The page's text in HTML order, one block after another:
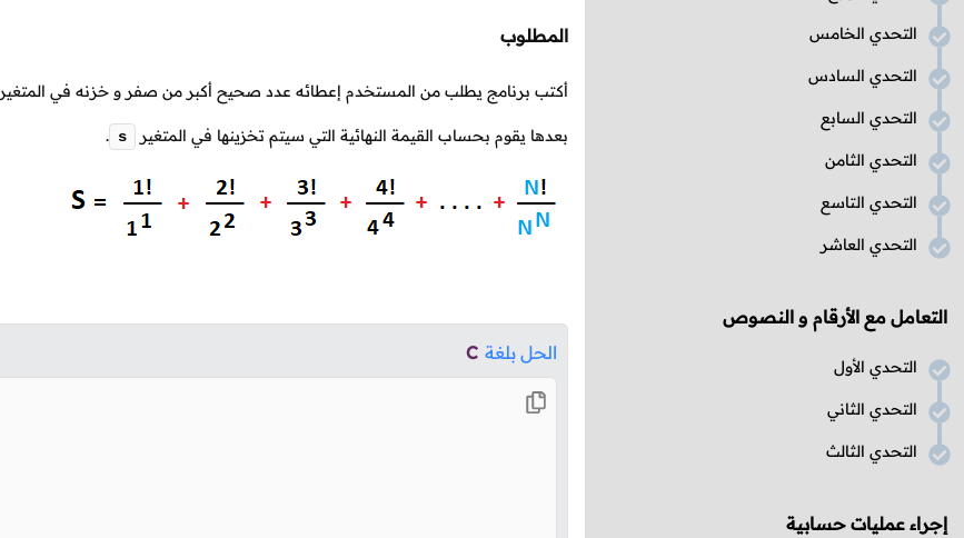
التحدي الخامس
التحدي السادس
التحدي السابع
التحدي الثامن
التحدي التاسع
التحدي العاشر
التعامل مع الأرقام و النصوص
التحدي الأول
التحدي الثاني
التحدي الثالث
إجراء عمليات حسابية
المطلوب
أكتب برنامج يطلب من المستخدم إعطائه عدد صحيح أكبر من صفر و خزنه في المتغير
بعدها يقوم بحساب القيمة النهائية التي سيتم تخزينها في المتغير s
.
الحل بلغة C